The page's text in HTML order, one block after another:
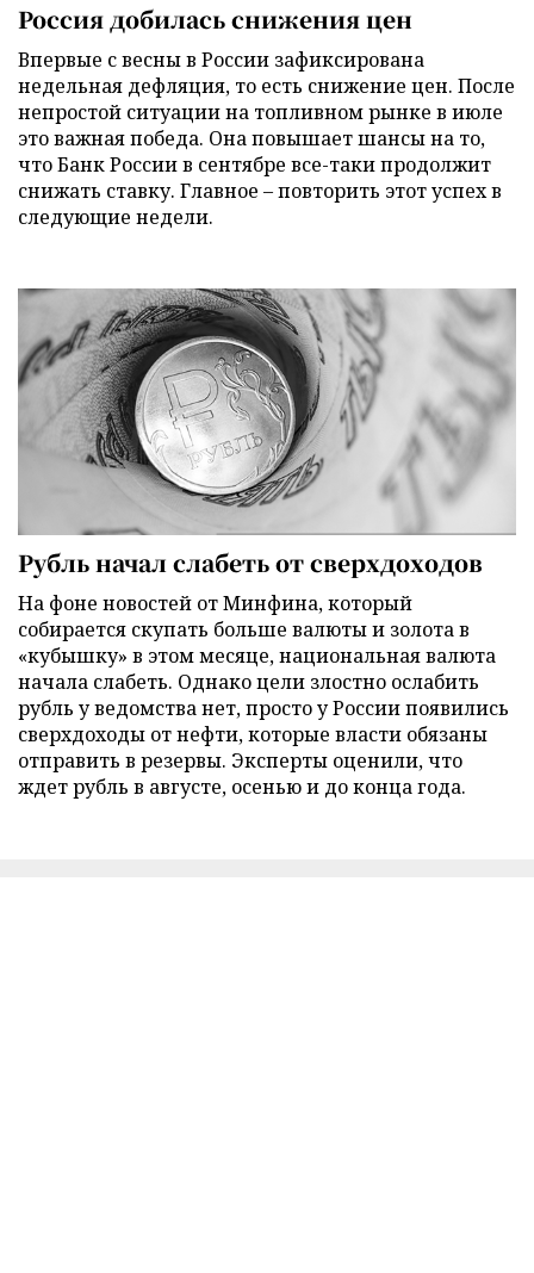
Россия добилась снижения цен
Впервые с весны в России зафиксирована
недельная дефляция, то есть снижение цен. После
непростой ситуации на топливном рынке в июле
это важная победа. Она повышает шансы на то,
что Банк России в сентябре все-таки продолжит
снижать ставку. Главное – повторить этот успех в
следующие недели.
Рубль начал слабеть от сверхдоходов
На фоне новостей от Минфина, который
собирается скупать больше валюты и золота в
«кубышку» в этом месяце, национальная валюта
начала слабеть. Однако цели злостно ослабить
рубль у ведомства нет, просто у России появились
сверхдоходы от нефти, которые власти обязаны
отправить в резервы. Эксперты оценили, что
ждет рубль в августе, осенью и до конца года.